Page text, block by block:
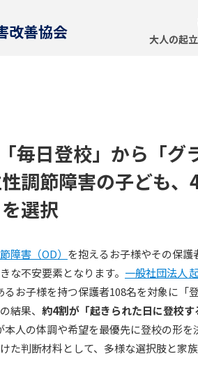
改善協会
大人の起
毎日登校」から「グ
調節障害の子ども、
選択
障害（OD） を抱えるお子様やその保護
な不安要素となります。 一般社団法人
お子様を持つ保護者108名を対象に「
結果、 約4割が「起きられた日に登校
本人の体調や希望を最優先に登校の形
た判断材料として、多様な選択肢と家